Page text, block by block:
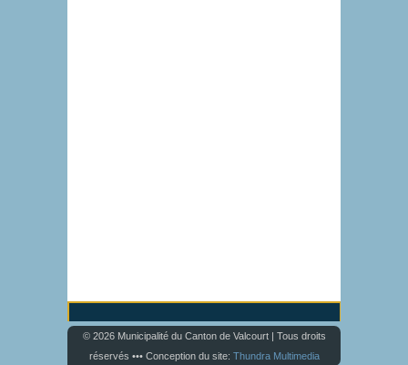
© 2026 Municipalité du Canton de Valcourt | Tous droits
réservés ••• Conception du site: Thundra Multimedia